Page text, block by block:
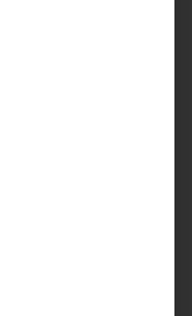
den Zucker
lassen. In der
und die
Hefemilch
einem
abgedeckt ca. 1
bis er sich